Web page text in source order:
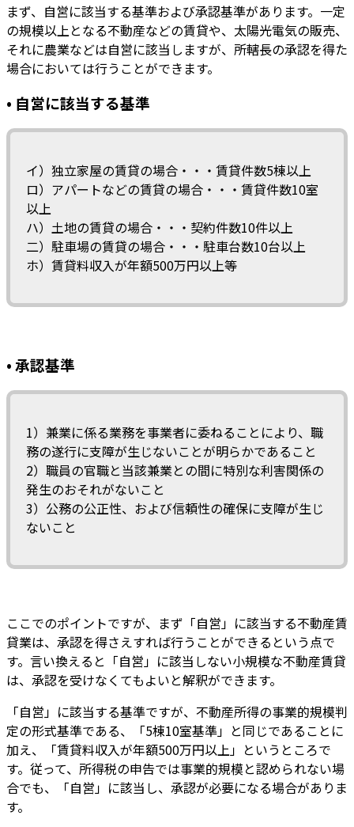
まず、自営に該当する基準および承認基準があります。一定
の規模以上となる不動産などの賃貸や、太陽光電気の販売、
それに農業などは自営に該当しますが、所轄長の承認を得た
場合においては行うことができます。
• 自営に該当する基準
イ）独立家屋の賃貸の場合・・・賃貸件数5棟以上
ロ）アパートなどの賃貸の場合・・・賃貸件数10室
以上
ハ）土地の賃貸の場合・・・契約件数10件以上
二）駐車場の賃貸の場合・・・駐車台数10台以上
ホ）賃貸料収入が年額500万円以上等
• 承認基準
1）兼業に係る業務を事業者に委ねることにより、職
務の遂行に支障が生じないことが明らかであること
2）職員の官職と当該兼業との間に特別な利害関係の
発生のおそれがないこと
3）公務の公正性、および信頼性の確保に支障が生じ
ないこと
ここでのポイントですが、まず「自営」に該当する不動産賃
貸業は、承認を得さえすれば行うことができるという点で
す。言い換えると「自営」に該当しない小規模な不動産賃貸
は、承認を受けなくてもよいと解釈ができます。
「自営」に該当する基準ですが、不動産所得の事業的規模判
定の形式基準である、「5棟10室基準」と同じであることに
加え、「賃貸料収入が年額500万円以上」というところで
す。従って、所得税の申告では事業的規模と認められない場
合でも、「自営」に該当し、承認が必要になる場合がありま
す。